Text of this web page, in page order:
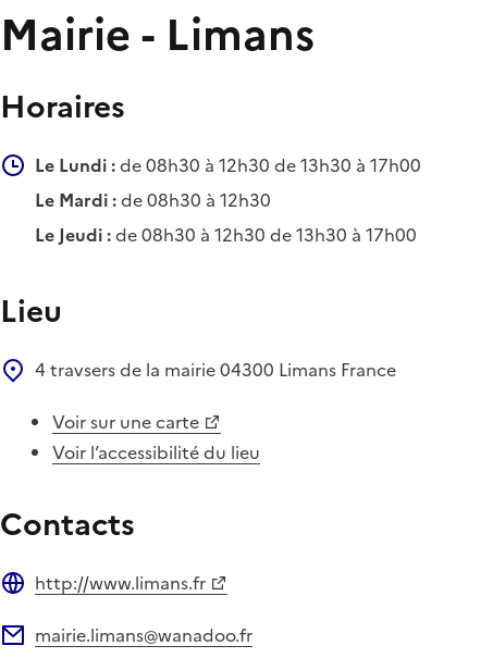
Mairie - Limans
Horaires
Le Lundi :de 08h30 à 12h30 de 13h30 à 17h00
Le Mardi :de 08h30 à 12h30
Le Jeudi :de 08h30 à 12h30 de 13h30 à 17h00
Lieu
4 travsers de la mairie04300 Limans France
Voir sur une carte
Voir l’accessibilité du lieu
Contacts
http://www.limans.fr
mairie.limans@wanadoo.fr